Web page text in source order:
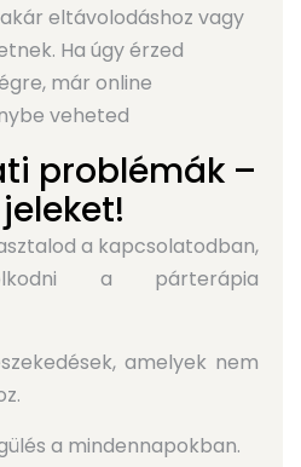
eltávolodáshoz vagy
Ha úgy érzed
már online
veheted
problémák –
a kapcsolatodban,
a párterápia
amelyek nem
a mindennapokban.